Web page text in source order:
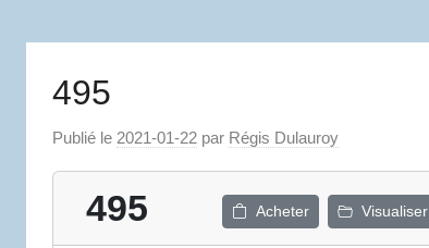
495
Publié le 2021-01-22 par Régis Dulauroy
495 Acheter Visualiser